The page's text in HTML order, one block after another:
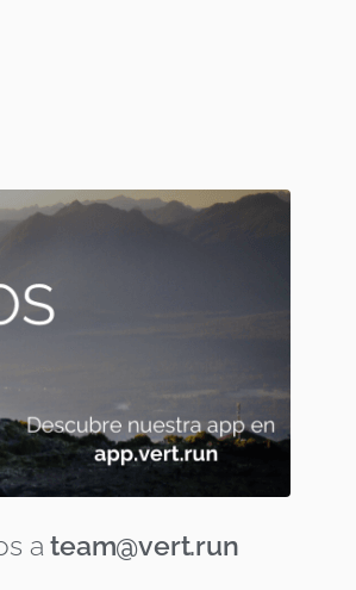
ateam@vert.run